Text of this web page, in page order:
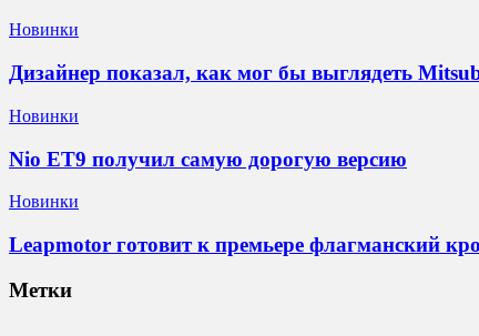
Новинки
Дизайнер показал, как мог бы выглядеть
Новинки
Nio ET9 получил самую дорогую версию
Новинки
Leapmotor готовит к премьере флагманский
Метки